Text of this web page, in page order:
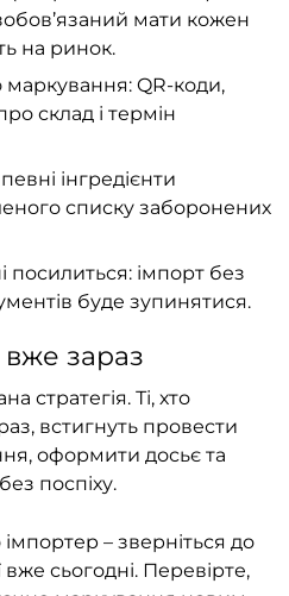
мати кожен
на ринок.
QR-коди,
склад і термін
інгредієнти
списку заборонених
посилиться: імпорт без
буде зупинятися.
вже зараз
стратегія. Ті, хто
встигнуть провести
оформити досьє та
поспіху.
– зверніться до
вже сьогодні. Перевірте,